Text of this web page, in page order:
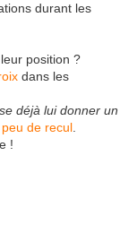
durant les
position ?
dans les
déjà lui donner un
de recul
!